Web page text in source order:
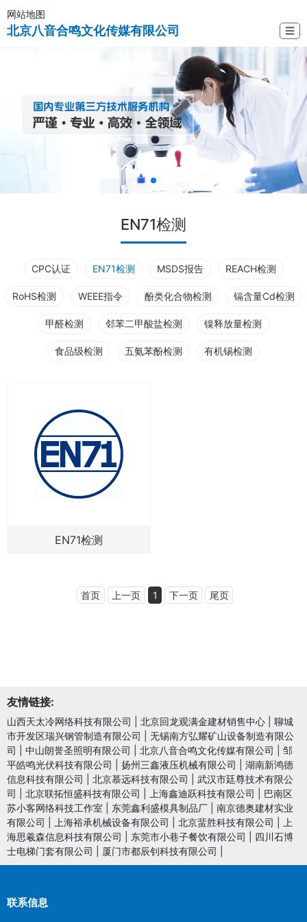
网站地图
北京八音合鸣文化传媒有限公司 ☰
EN71检测
CPC认证 EN71检测 MSDS报告 REACH检测
RoHS检测 WEEE指令 酚类化合物检测 镉含量Cd检测
甲醛检测 邻苯二甲酸盐检测 镍释放量检测
食品级检测 五氨苯酚检测 有机锡检测
EN71检测
首页 上一页 1 下一页 尾页
友情链接:
山西天太冷网络科技有限公司 北京回龙观满金建材销售中心
聊城
市开发区瑞兴钢管制造有限公司
无锡南方弘耀矿山设备制造有限公
司
中山朗誉圣照明有限公司 北京八音合鸣文化传媒有限公司
邹
平皓鸣光伏科技有限公司
扬州三鑫液压机械有限公司
湖南新鸿德
信息科技有限公司
北京慕远科技有限公司
武汉市廷尊技术有限公
司
北京联拓恒盛科技有限公司 上海鑫迪跃科技有限公司
巴南区
苏小客网络科技工作室
东莞鑫利盛模具制品厂
南京德奥建材实业
有限公司
上海裕承机械设备有限公司 北京蜚胜科技有限公司
上
海思羲森信息科技有限公司
东莞市小巷子餐饮有限公司
四川石博
士电梯门套有限公司
厦门市都辰钊科技有限公司
联系信息